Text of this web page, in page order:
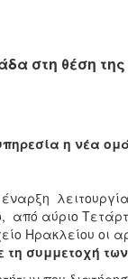
στη θέση
η νέα
από αύριο
Ηρακλείου οι
συμμετοχή